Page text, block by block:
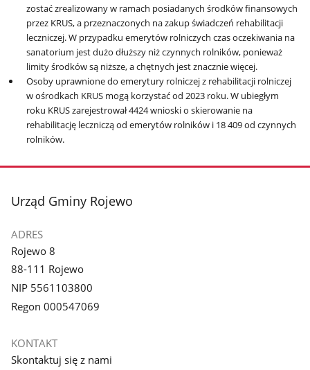
zostać zrealizowany w ramach posiadanych środków finansowych
przez KRUS, a przeznaczonych na zakup świadczeń rehabilitacji
leczniczej. W przypadku emerytów rolniczych czas oczekiwania na
sanatorium jest dużo dłuższy niż czynnych rolników, ponieważ
limity środków są niższe, a chętnych jest znacznie więcej.
Osoby uprawnione do emerytury rolniczej z rehabilitacji rolniczej
w ośrodkach KRUS mogą korzystać od 2023 roku. W ubiegłym
roku KRUS zarejestrował 4424 wnioski o skierowanie na
rehabilitację leczniczą od emerytów rolników i 18 409 od czynnych
rolników.
stopka
Urząd Gminy Rojewo
ADRES
Rojewo 8
88-111 Rojewo
NIP 5561103800
Regon 000547069
KONTAKT
Skontaktuj się z nami